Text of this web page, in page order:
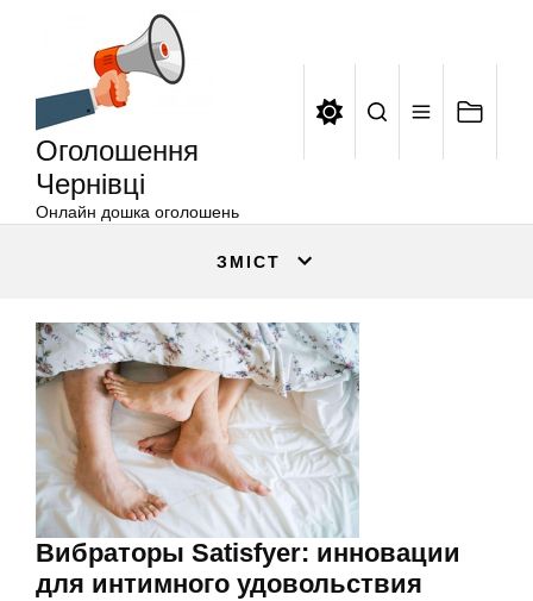
Оголошення
Чернівці
Онлайн дошка оголошень
ЗМІСТ
Вибраторы Satisfyer: инновации
для интимного удовольствия